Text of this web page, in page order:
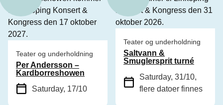
Teater og underholdning
Per Andersson –
Kardborreshowen
Saturday, 17/10
Teater og underholdning
Saltvann &
Smuglersprit turné
Saturday, 31/10,
flere datoer finnes